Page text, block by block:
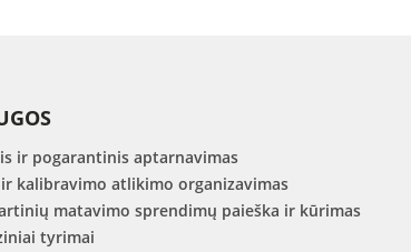
ir pogarantinis aptarnavimas
kalibravimo atlikimo organizavimas
matavimo sprendimų paieška ir kūrimas
tyrimai